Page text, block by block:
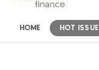
HOME HOT ISSUE